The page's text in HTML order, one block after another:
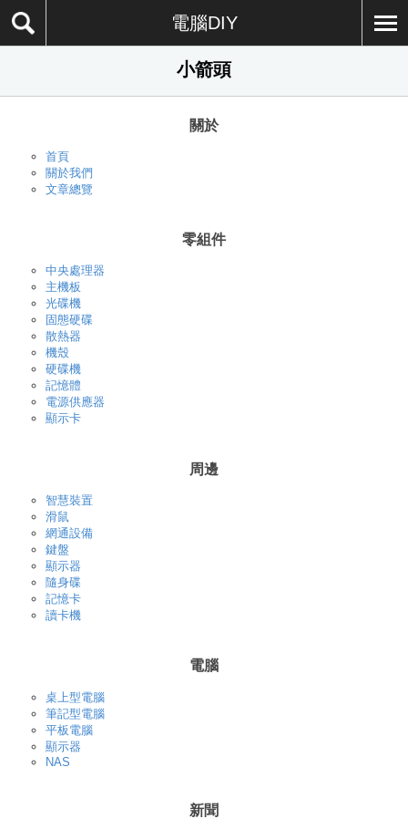
電腦DIY
小箭頭
關於
首頁
關於我們
文章總覽
零組件
中央處理器
主機板
光碟機
固態硬碟
散熱器
機殼
硬碟機
記憶體
電源供應器
顯示卡
周邊
智慧裝置
滑鼠
網通設備
鍵盤
顯示器
隨身碟
記憶卡
讀卡機
電腦
桌上型電腦
筆記型電腦
平板電腦
顯示器
NAS
新聞